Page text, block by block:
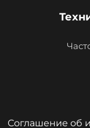
Соглашение об